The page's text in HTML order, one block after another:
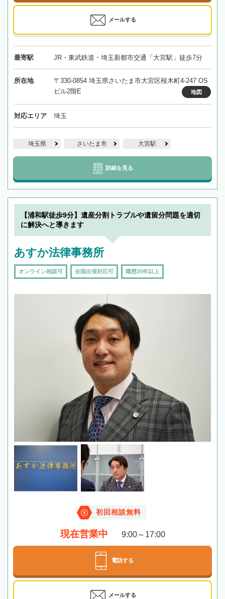
メールする
最寄駅 JR・東武鉄道・埼玉新都市交通「大宮駅」徒歩7分
所在地
〒330-0854 埼玉県さいたま市大宮区桜木町4-247 OS
ビル2階E
地図
対応エリア 埼玉
埼玉県 さいたま市 大宮駅
詳細を見る
【浦和駅徒歩9分】遺産分割トラブルや遺留分問題を適切
に解決へと導きます
あすか法律事務所
オンライン相談可 全国出張対応可 職歴20年以上
初回相談無料
現在営業中 9:00～17:00
電話する
メールする